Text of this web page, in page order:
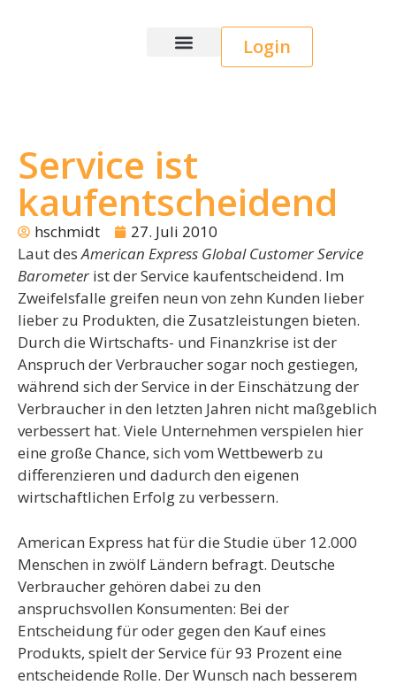
Login
Service ist
kaufentscheidend
hschmidt
27. Juli 2010
Laut desAmerican Express Global Customer Service
Barometer ist der Service kaufentscheidend. Im
Zweifelsfalle greifen neun von zehn Kunden lieber
lieber zu Produkten, die Zusatzleistungen bieten.
Durch die Wirtschafts- und Finanzkrise ist der
Anspruch der Verbraucher sogar noch gestiegen,
während sich der Service in der Einschätzung der
Verbraucher in den letzten Jahren nicht maßgeblich
verbessert hat. Viele Unternehmen verspielen hier
eine große Chance, sich vom Wettbewerb zu
differenzieren und dadurch den eigenen
wirtschaftlichen Erfolg zu verbessern.
American Express hat für die Studie über 12.000
Menschen in zwölf Ländern befragt. Deutsche
Verbraucher gehören dabei zu den
anspruchsvollen Konsumenten: Bei der
Entscheidung für oder gegen den Kauf eines
Produkts, spielt der Service für 93 Prozent eine
entscheidende Rolle. Der Wunsch nach besserem